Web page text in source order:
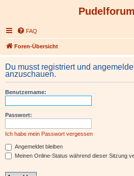
FAQ
Foren-Übersicht
Du musst registriert und
anzuschauen.
Benutzername:
Passwort:
Ich habe mein Passwort vergessen
Angemeldet bleiben
Meinen Online-Status während dieser Sitzung